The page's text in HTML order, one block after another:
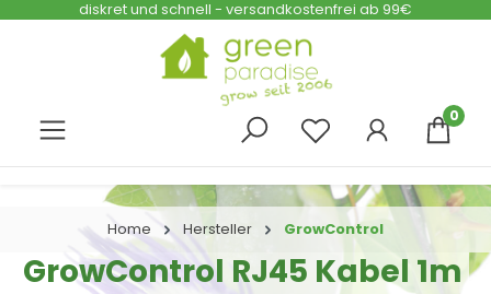
Zum Hauptinhalt springen
diskret und schnell - versandkostenfrei ab 99€
0
Home Hersteller GrowControl
GrowControl RJ45 Kabel 1m